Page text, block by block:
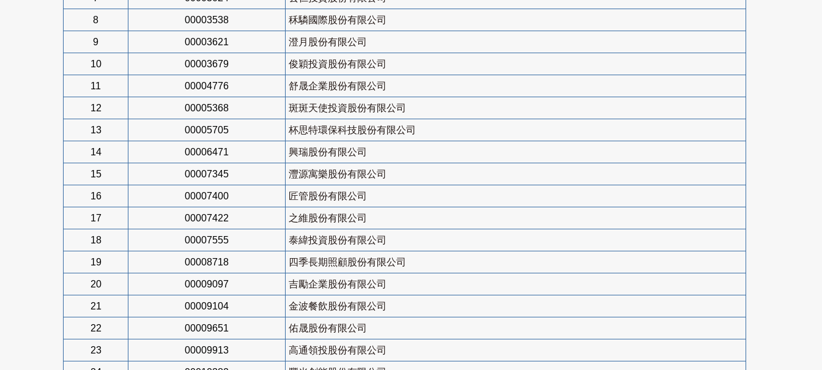
8 00003538 秝驎國際股份有限公司
9 00003621 澄月股份有限公司
10 00003679 俊穎投資股份有限公司
11 00004776 舒晟企業股份有限公司
12 00005368 斑斑天使投資股份有限公司
13 00005705 杯思特環保科技股份有限公司
14 00006471 興瑞股份有限公司
15 00007345 灃源寓樂股份有限公司
16 00007400 匠管股份有限公司
17 00007422 之維股份有限公司
18 00007555 泰緯投資股份有限公司
19 00008718 四季長期照顧股份有限公司
20 00009097 吉勵企業股份有限公司
21 00009104 金波餐飲股份有限公司
22 00009651 佑晟股份有限公司
23 00009913 高通領投股份有限公司